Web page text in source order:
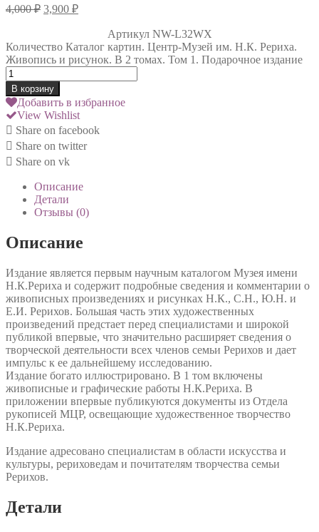
4,000₽ 3,900 ₽
Артикул NW-L32WX
Количество Каталог картин. Центр-Музей им. Н.К. Рериха.
Живопись и рисунок. В 2 томах. Том 1. Подарочное издание
В корзину
Добавить в избранное
View Wishlist
Share on facebook
Share on twitter
Share on vk
Описание
Детали
Отзывы (0)
Описание
Издание является первым научным каталогом Музея имени
Н.К.Рериха и содержит подробные сведения и комментарии о
живописных произведениях и рисунках Н.К., С.Н., Ю.Н. и
Е.И. Рерихов. Большая часть этих художественных
произведений предстает перед специалистами и широкой
публикой впервые, что значительно расширяет сведения о
творческой деятельности всех членов семьи Рерихов и дает
импульс к ее дальнейшему исследованию.
Издание богато иллюстрировано. В 1 том включены
живописные и графические работы Н.К.Рериха. В
приложении впервые публикуются документы из Отдела
рукописей МЦР, освещающие художественное творчество
Н.К.Рериха.
Издание адресовано специалистам в области искусства и
культуры, рериховедам и почитателям творчества семьи
Рерихов.
Детали